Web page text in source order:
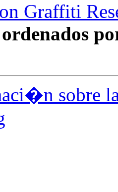
Graffiti
sobre